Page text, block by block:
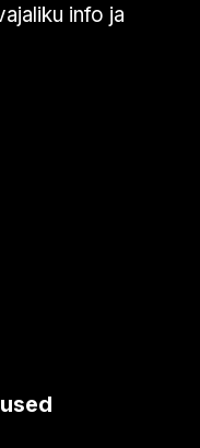
info ja